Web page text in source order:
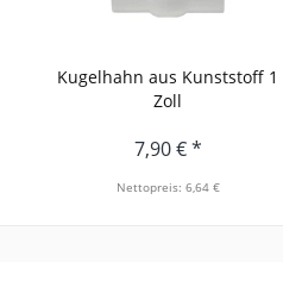
Kugelhahn aus Kunststoff 1
Zoll
7,90 € *
Nettopreis: 6,64 €